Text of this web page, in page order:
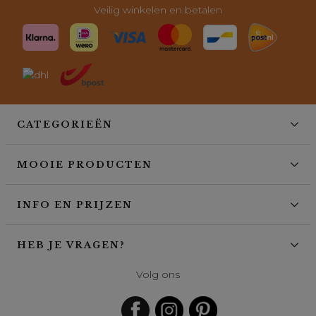
Veilig winkelen en betalen
CATEGORIEËN
MOOIE PRODUCTEN
INFO EN PRIJZEN
HEB JE VRAGEN?
Volg ons